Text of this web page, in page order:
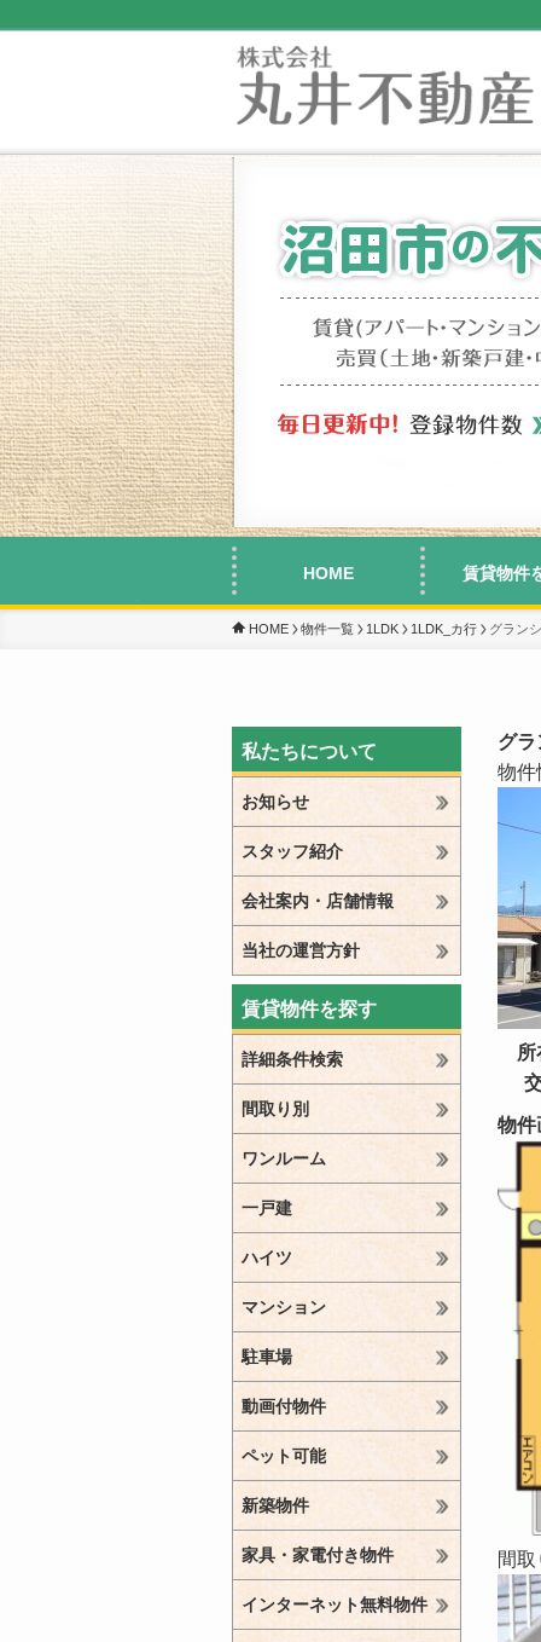
HOME 賃貸物件
HOME 物件一覧 1LDK 1LDK_カ行 グラン
グラ
物件
物件
間取
私たちについて
お知らせ
スタッフ紹介
会社案内・店舗情報
当社の運営方針
賃貸物件を探す
詳細条件検索
間取り別
ワンルーム
一戸建
ハイツ
マンション
駐車場
動画付物件
ペット可能
新築物件
家具・家電付き物件
インターネット無料物件